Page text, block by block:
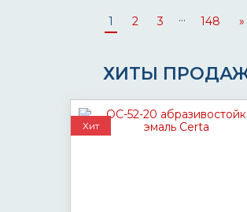
1 2 3 ... 148 »
ХИТЫ
Хит